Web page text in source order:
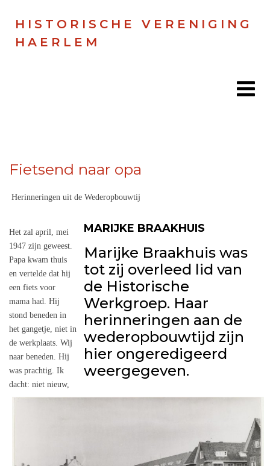
HISTORISCHE VERENIGING
HAERLEM
Doen
Zien
Lezen
Over ons
Contact
Search
...
Fietsend naar opa
Herinneringen uit de Wederopbouwtij
MARIJKE BRAAKHUIS
Marijke Braakhuis was
tot zij overleed lid van
de Historische
Werkgroep. Haar
herinneringen aan de
wederopbouwtijd zijn
hier ongeredigeerd
weergegeven.
Het zal april, mei
1947 zijn geweest.
Papa kwam thuis
en vertelde dat hij
een fiets voor
mama had. Hij
stond beneden in
het gangetje, niet in
de werkplaats. Wij
naar beneden. Hij
was prachtig. Ik
dacht: niet nieuw,